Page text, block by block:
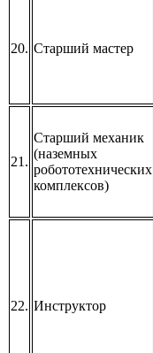
20. Старший мастер
21.
Старший механик
(наземных
робототехнических
комплексов)
22. Инструктор